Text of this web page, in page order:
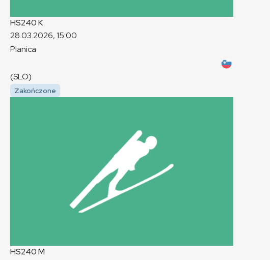
HS240K
28.03.2026, 15:00
Planica
(SLO)
Zakończone
HS240M